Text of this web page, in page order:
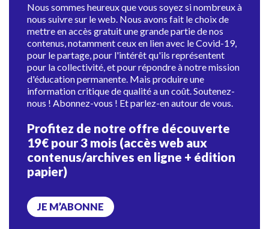
Nous sommes heureux que vous soyez si nombreux à
nous suivre sur le web. Nous avons fait le choix de
mettre en accès gratuit une grande partie de nos
contenus, notamment ceux en lien avec le Covid-19,
pour le partage, pour l'intérêt qu'ils représentent
pour la collectivité, et pour répondre à notre mission
d'éducation permanente. Mais produire une
information critique de qualité a un coût. Soutenez-
nous ! Abonnez-vous ! Et parlez-en autour de vous.
Profitez de notre offre découverte
19€ pour 3 mois (accès web aux
contenus/archives en ligne + édition
papier)
JE M’ABONNE